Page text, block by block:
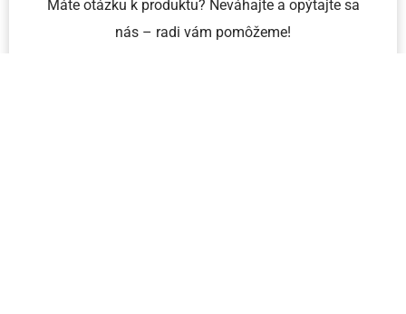
Máte otázku k produktu? Neváhajte a opýtajte sa
nás – radi vám pomôžeme!